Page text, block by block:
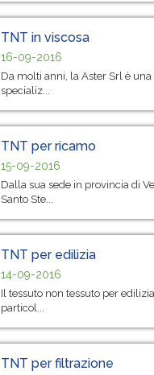
TNT in viscosa
16-09-2016
Da molti anni, la Aster Srl è una
specializ...
TNT per ricamo
15-09-2016
Dalla sua sede in provincia di
Santo Ste...
TNT per edilizia
14-09-2016
Il tessuto non tessuto per
particol...
TNT per filtrazione